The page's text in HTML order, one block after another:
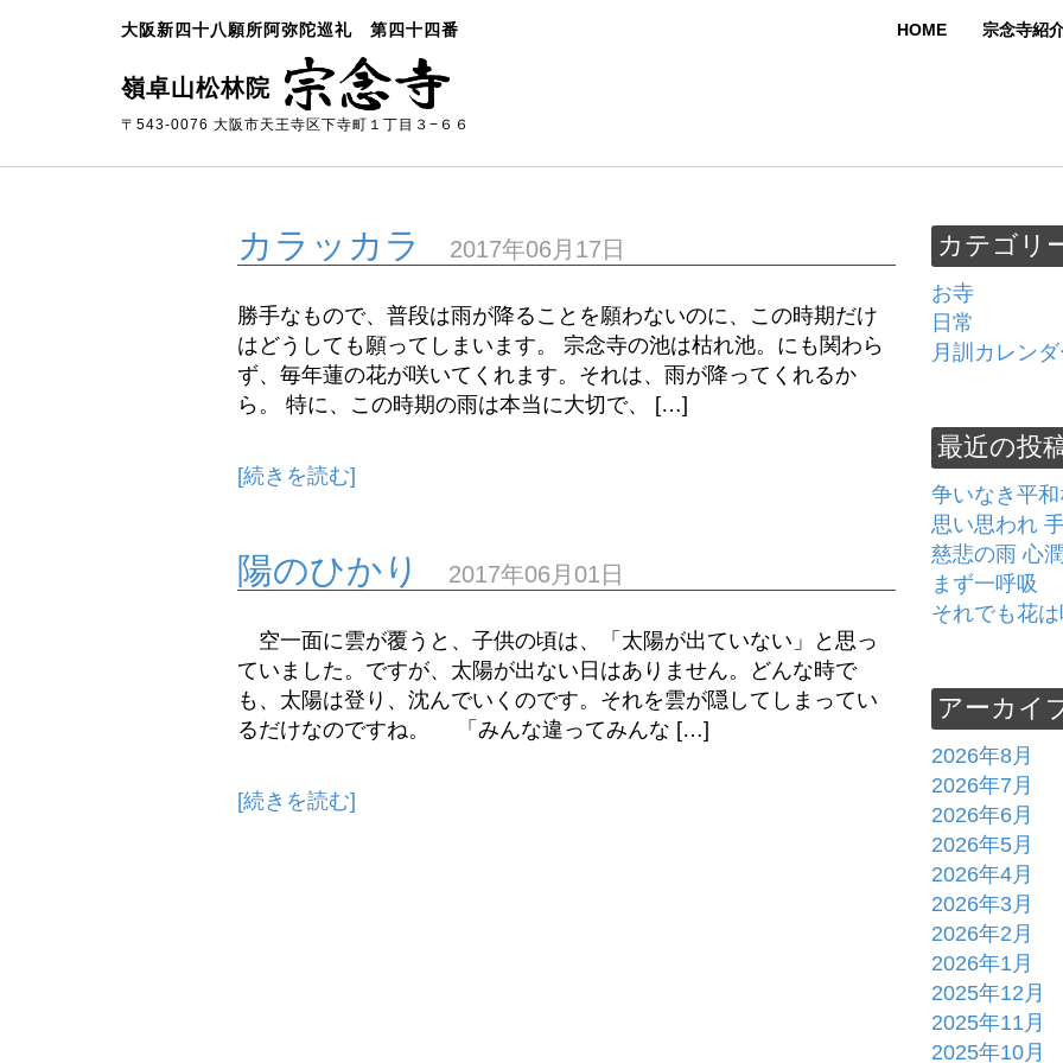
大阪新四十八願所阿弥陀巡礼 第四十四番
嶺卓山松林院
〒543-0076 大阪市天王寺区下寺町１丁目３−６６
HOME 宗念寺紹
カラッカラ 2017年06月17日
勝手なもので、普段は雨が降ることを願わないのに、この時期だけ
はどうしても願ってしまいます。 宗念寺の池は枯れ池。にも関わら
ず、毎年蓮の花が咲いてくれます。それは、雨が降ってくれるか
ら。 特に、この時期の雨は本当に大切で、 […]
[続きを読む]
陽のひかり 2017年06月01日
空一面に雲が覆うと、子供の頃は、「太陽が出ていない」と思っ
ていました。ですが、太陽が出ない日はありません。どんな時で
も、太陽は登り、沈んでいくのです。それを雲が隠してしまってい
るだけなのですね。 「みんな違ってみんな […]
[続きを読む]
カテゴリ
お寺
日常
月訓カレン
最近の投
争いなき平
思い思われ
慈悲の雨 心
まず一呼吸
それでも花は
アーカイ
2026年8月
2026年7月
2026年6月
2026年5月
2026年4月
2026年3月
2026年2月
2026年1月
2025年12月
2025年11月
2025年10月